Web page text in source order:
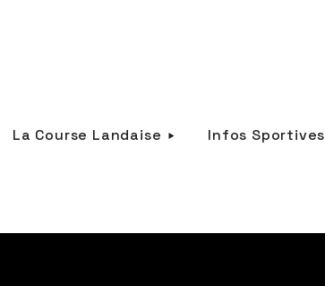
La Course Landaise Infos Sportives